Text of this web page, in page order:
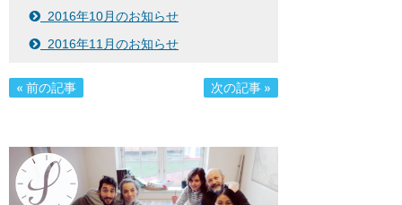
2016年10月のお知らせ
2016年11月のお知らせ
« 前の記事 次の記事 »